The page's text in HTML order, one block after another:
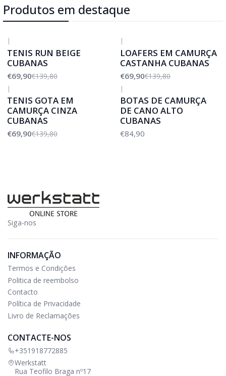
Produtos em destaque
|
TENIS RUN BEIGE
CUBANAS
€69,90€139,80
|
LOAFERS EM CAMURÇA
CASTANHA CUBANAS
€69,90€139,80
|
TENIS GOTA EM
CAMURÇA CINZA
CUBANAS
€69,90€139,80
|
BOTAS DE CAMURÇA
DE CANO ALTO
CUBANAS
€84,90
Siga-nos
INFORMAÇÃO
Termos e Condições
Politica de reembolso
Contacto
Política de Privacidade
Livro de Reclamações
CONTACTE-NOS
+351918772885
Werkstatt
Rua Teofilo Braga nº17